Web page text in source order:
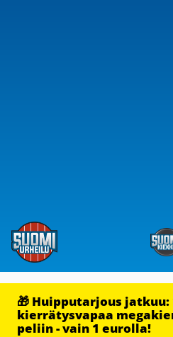
🎁 Huipputarjous jatkuu:
kierrätysvapaa
peliin - vain 1 eurolla!